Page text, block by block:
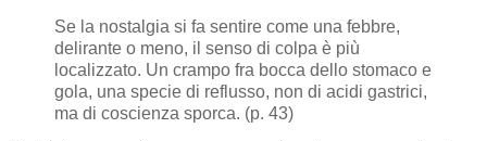
Se la nostalgia si fa sentire come una febbre,
delirante o meno, il senso di colpa è più
localizzato. Un crampo fra bocca dello stomaco e
gola, una specie di reflusso, non di acidi gastrici,
ma di coscienza sporca. (p. 43)